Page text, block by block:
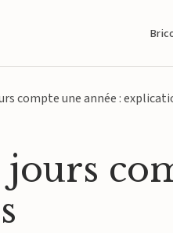
compte une année :